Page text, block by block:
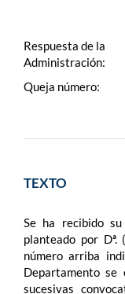
Respuesta de la
Administración:
Queja número:
TEXTO
Se ha recibido
planteado por
número arriba
Departamento se
sucesivas